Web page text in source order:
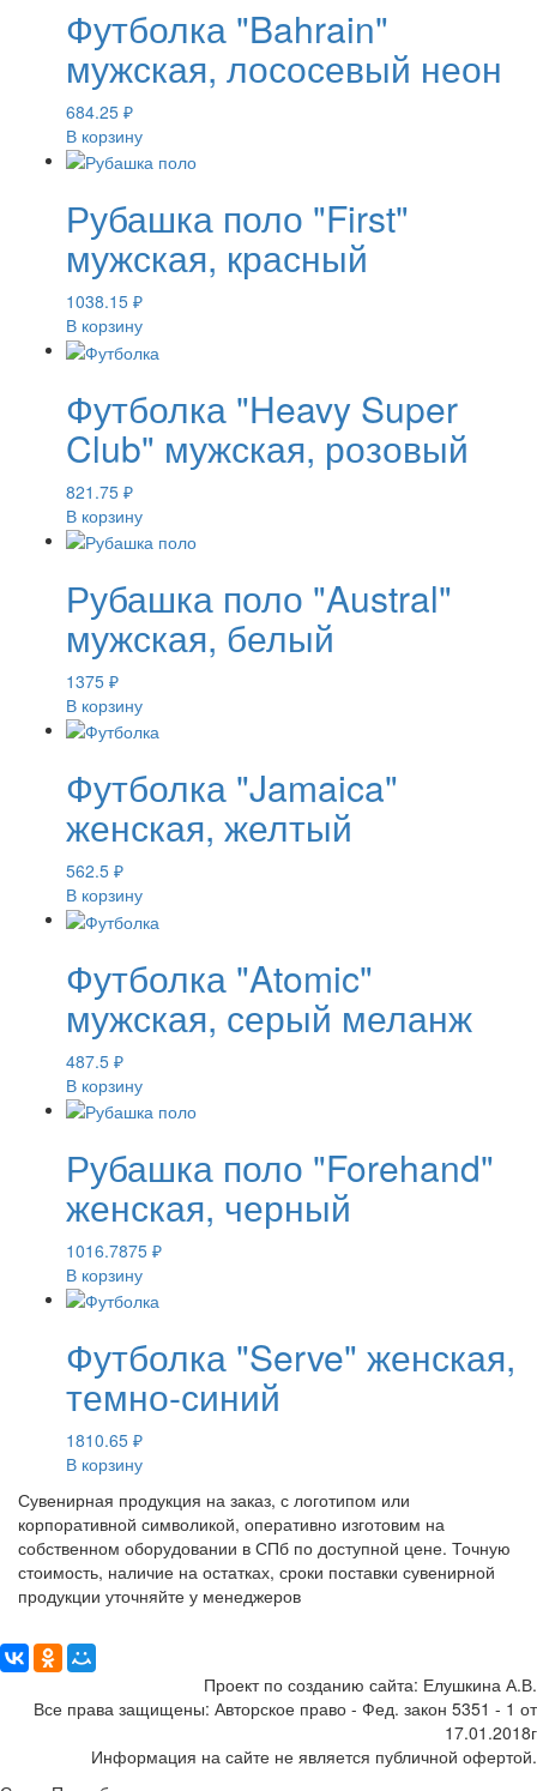
Футболка "Bahrain"
мужская, лососевый неон
684.25 ₽
В корзину
Рубашка поло "First"
мужская, красный
1038.15 ₽
В корзину
Футболка "Heavy Super
Club" мужская, розовый
821.75 ₽
В корзину
Рубашка поло "Austral"
мужская, белый
1375 ₽
В корзину
Футболка "Jamaica"
женская, желтый
562.5 ₽
В корзину
Футболка "Atomic"
мужская, серый меланж
487.5 ₽
В корзину
Рубашка поло "Forehand"
женская, черный
1016.7875 ₽
В корзину
Футболка "Serve" женская,
темно-синий
1810.65 ₽
В корзину
Сувенирная продукция на заказ, с логотипом или
корпоративной символикой, оперативно изготовим на
собственном оборудовании в СПб по доступной цене. Точную
стоимость, наличие на остатках, сроки поставки сувенирной
продукции уточняйте у менеджеров
Проект по созданию сайта: Елушкина А.В.
Все права защищены: Авторское право - Фед. закон 5351 - 1 от
17.01.2018г
Информация на сайте не является публичной офертой.